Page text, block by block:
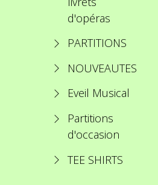
d'opéras
PARTITIONS
NOUVEAUTES
Eveil Musical
Partitions
d'occasion
TEE SHIRTS